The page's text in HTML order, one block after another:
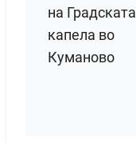
на Градската
капела во
Куманово